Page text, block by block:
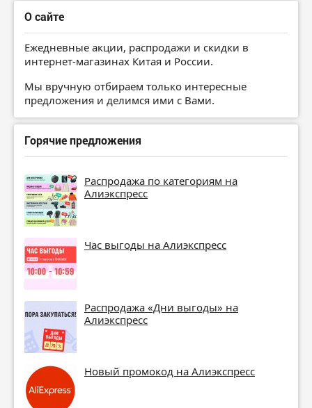
О сайте
Ежедневные акции, распродажи и скидки в
интернет-магазинах Китая и России.
Мы вручную отбираем только интересные
предложения и делимся ими с Вами.
Горячие предложения
Распродажа по категориям на
Алиэкспресс
Час выгоды на Алиэкспресс
Распродажа «Дни выгоды» на
Алиэкспресс
Новый промокод на Алиэкспресс